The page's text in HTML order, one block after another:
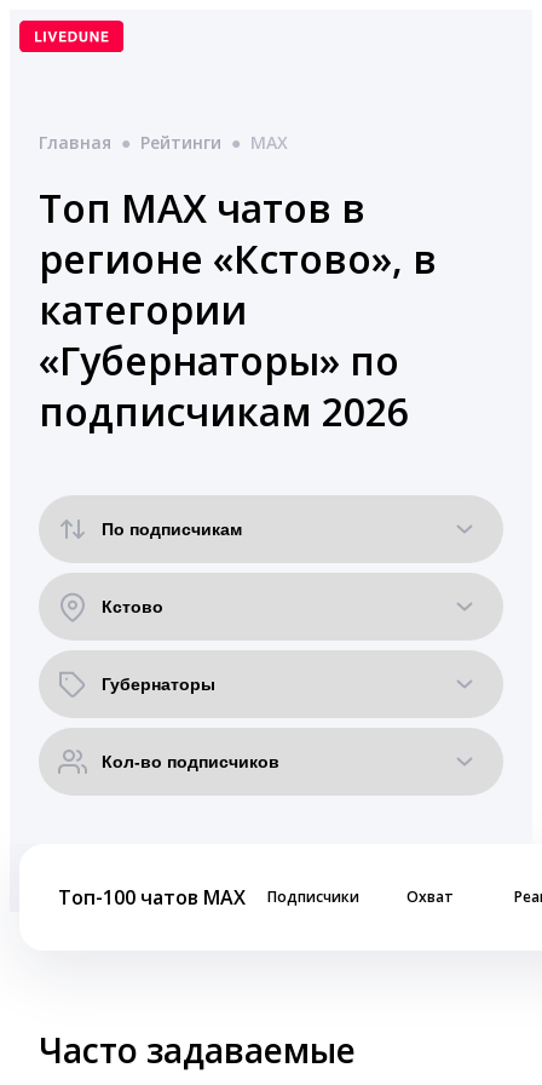
Перейти
Главная ● Рейтинги ● MAX
Топ MAX чатов в
регионе «Кстово», в
категории
«Губернаторы» по
подписчикам 2026
Топ-100 чатов MAX Подписчики Охват
Часто задаваемые